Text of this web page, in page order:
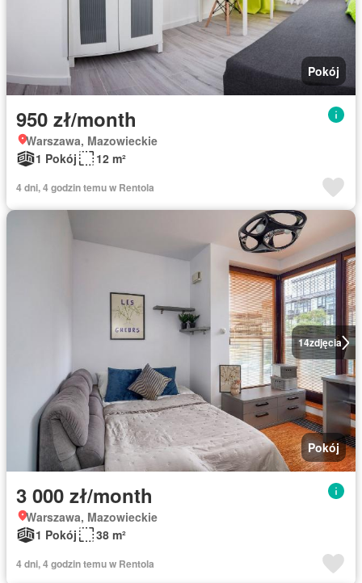
Pokój
950 zł/month
Warszawa, Mazowieckie
1 Pokój
12 m²
4 dni, 4 godzin temu w Rentola
14zdjęcia
Pokój
3 000 zł/month
Warszawa, Mazowieckie
1 Pokój
38 m²
4 dni, 4 godzin temu w Rentola